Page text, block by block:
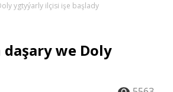
ygtyýarly ilçisi işe başlady
we Doly